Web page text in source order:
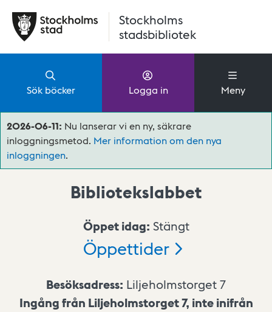
Stockholms
stadsbibliotek
Sök böcker Logga in Meny
2026-06-11: Nu lanserar vi en ny, säkrare
inloggningsmetod. Mer information om den nya
inloggningen.
Bibliotekslabbet
Öppet idag: Stängt
Öppettider
Besöksadress: Liljeholmstorget 7
Ingång från Liljeholmstorget 7, inte inifrån